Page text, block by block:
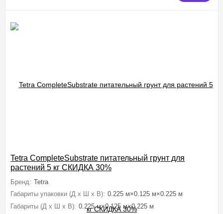
Tetra CompleteSubstrate питательный грунт для
растений 5 кг СКИДКА 30%
Бренд: Tetra
Габариты упаковки (Д х Ш х В): 0.225 м×0.125 м×0.225 м
Габариты (Д х Ш х В): 0.225 м×0.125 м×0.225 м